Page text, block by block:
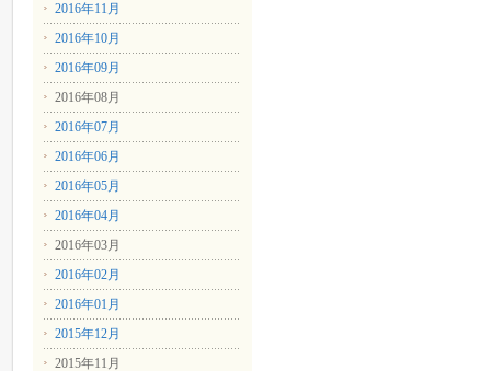
2016年11月
2016年10月
2016年09月
2016年08月
2016年07月
2016年06月
2016年05月
2016年04月
2016年03月
2016年02月
2016年01月
2015年12月
2015年11月